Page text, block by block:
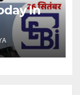
In